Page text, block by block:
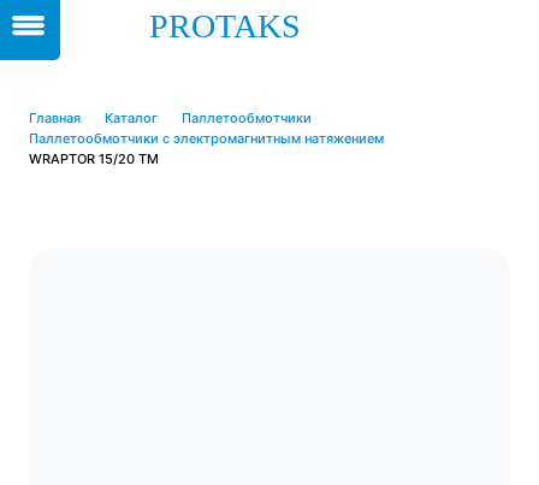
PROTAKS
Главная Каталог
Паллетообмотчики
Паллетообмотчики с электромагнитным натяжением
WRAPTOR 15/20 TM